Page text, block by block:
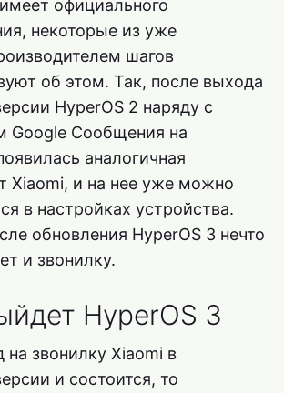
официального
некоторые из уже
шагов
об этом. Так, после выхода
HyperOS 2 наряду с
Google Сообщения на
аналогичная
Xiaomi, и на нее уже можно
в настройках устройства.
обновления HyperOS 3 нечто
и звонилку.
HyperOS 3
на звонилку Xiaomi в
и состоится, то